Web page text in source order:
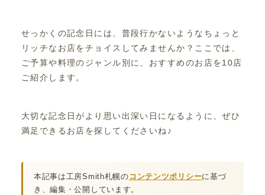
せっかくの記念日には、普段行かないようなちょっと
リッチなお店をチョイスしてみませんか？ここでは、
ご予算や料理のジャンル別に、おすすめのお店を10店
ご紹介します。
大切な記念日がより思い出深い日になるように、ぜひ
満足できるお店を探してくださいね♪
本記事は工房Smith札幌の コンテンツポリシーに基づ
き、編集・公開しています。